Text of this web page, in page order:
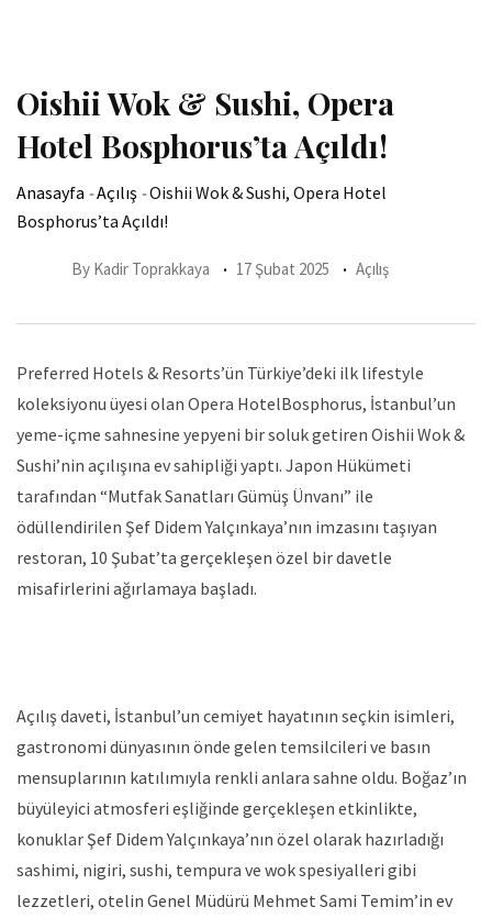
Oishii Wok & Sushi, Opera
Hotel Bosphorus’ta Açıldı!
Anasayfa -Açılış -Oishii Wok & Sushi, Opera Hotel
Bosphorus’ta Açıldı!
By Kadir Toprakkaya 17 Şubat 2025 Açılış
Preferred Hotels & Resorts’ün Türkiye’deki ilk lifestyle
koleksiyonu üyesi olan Opera HotelBosphorus, İstanbul’un
yeme-içme sahnesine yepyeni bir soluk getiren Oishii Wok &
Sushi’nin açılışına ev sahipliği yaptı. Japon Hükümeti
tarafından “Mutfak Sanatları Gümüş Ünvanı” ile
ödüllendirilen Şef Didem Yalçınkaya’nın imzasını taşıyan
restoran, 10 Şubat’ta gerçekleşen özel bir davetle
misafirlerini ağırlamaya başladı.
Açılış daveti, İstanbul’un cemiyet hayatının seçkin isimleri,
gastronomi dünyasının önde gelen temsilcileri ve basın
mensuplarının katılımıyla renkli anlara sahne oldu. Boğaz’ın
büyüleyici atmosferi eşliğinde gerçekleşen etkinlikte,
konuklar Şef Didem Yalçınkaya’nın özel olarak hazırladığı
sashimi, nigiri, sushi, tempura ve wok spesiyalleri gibi
lezzetleri, otelin Genel Müdürü Mehmet Sami Temim’in ev